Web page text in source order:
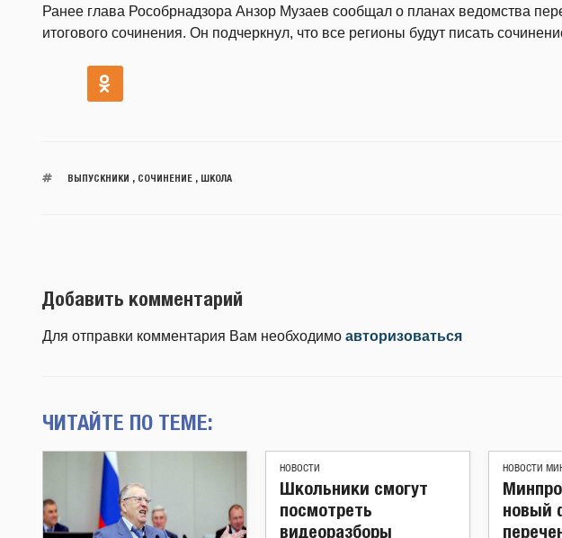
Ранее глава Рособрнадзора Анзор Музаев сообщал о планах ведомства
итогового сочинения. Он подчеркнул, что все регионы будут писать
ВЫПУСКНИКИ , СОЧИНЕНИЕ, ШКОЛА
Добавить комментарий
Для отправки комментария Вам необходимо авторизоваться
ЧИТАЙТЕ ПО ТЕМЕ:
НОВОСТИ
Школьники смогут
посмотреть
видеоразборы
НОВОСТИ
новый